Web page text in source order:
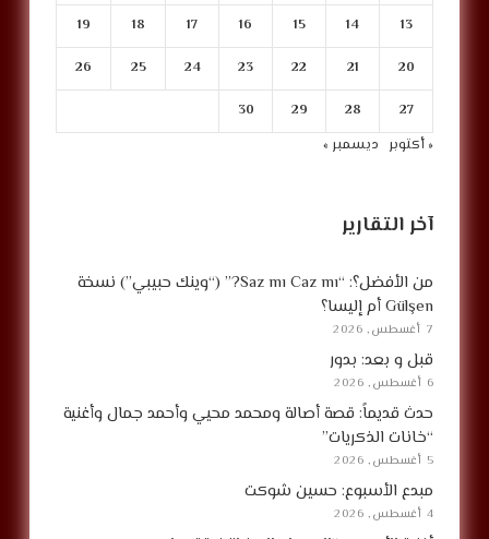
13
14
15
16
17
18
19
20
21
22
23
24
25
26
27
28
29
30
« أكتوبر ديسمبر »
آخر التقارير
من الأفضل؟: “Saz mı Caz mı?” (“وينك حبيبي”) نسخة
Gülşen أم إليسا؟
7 أغسطس, 2026
قبل و بعد: بدور
6 أغسطس, 2026
حدث قديماً: قصة أصالة ومحمد محيي وأحمد جمال وأغنية
“خانات الذكريات”
5 أغسطس, 2026
مبدع الأسبوع: حسين شوكت
4 أغسطس, 2026